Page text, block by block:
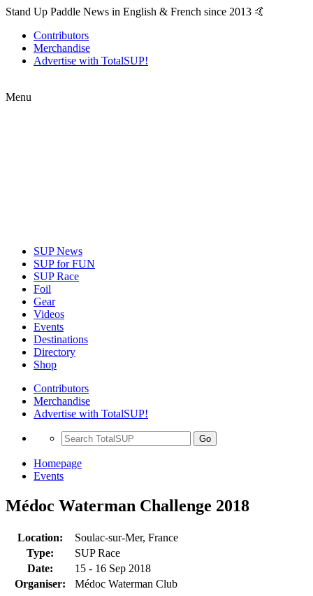
Stand Up Paddle News in English & French since 2013 🤙
Contributors
Merchandise
Advertise with TotalSUP!
Menu
SUP News
SUP for FUN
SUP Race
Foil
Gear
Videos
Events
Destinations
Directory
Shop
Contributors
Merchandise
Advertise with TotalSUP!
Go
Homepage
Events
Médoc Waterman Challenge 2018
Location:
Soulac-sur-Mer, France
Type:
SUP Race
Date:
15 - 16 Sep 2018
Organiser:
Médoc Waterman Club